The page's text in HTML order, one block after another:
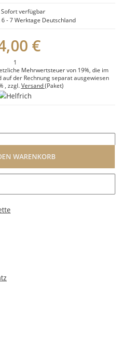
Sofort verfügbar
6 - 7 Werktage Deutschland
€
1
Mehrwertsteuer von 19%, die im
der Rechnung separat ausgewiesen
, zzgl.Versand(Paket)
WARENKORB